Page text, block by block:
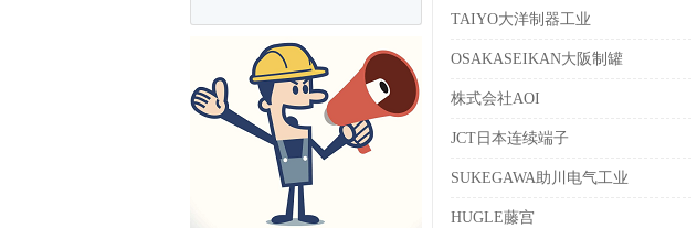
TAIYO大洋制器工业
OSAKASEIKAN大阪制罐
株式会社AOI
JCT日本连续端子
SUKEGAWA助川电气工业
HUGLE藤宫